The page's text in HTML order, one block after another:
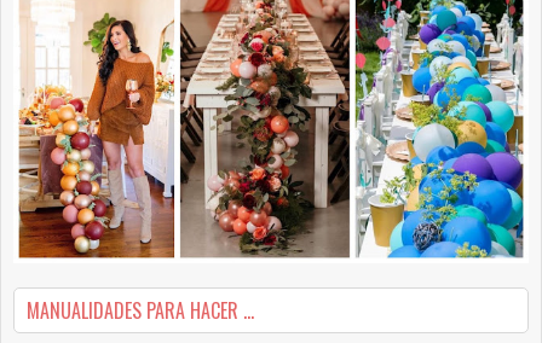
MANUALIDADES PARA HACER ...